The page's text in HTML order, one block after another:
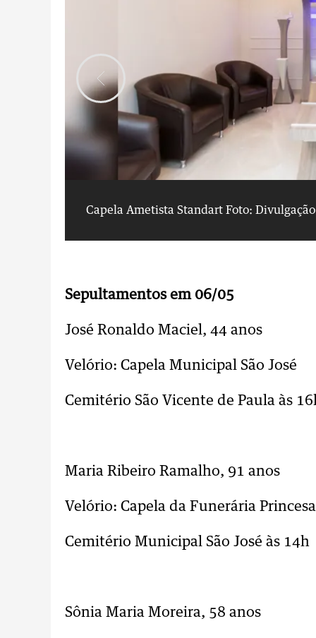
Capela Ametista Standart Foto: Divulgação
Sepultamentos em 06/05
José Ronaldo Maciel, 44 anos
Velório: Capela Municipal São José
Cemitério São Vicente de Paula às
Maria Ribeiro Ramalho, 91 anos
Velório: Capela da Funerária Princesa
Cemitério Municipal São José às 14h
Sônia Maria Moreira, 58 anos